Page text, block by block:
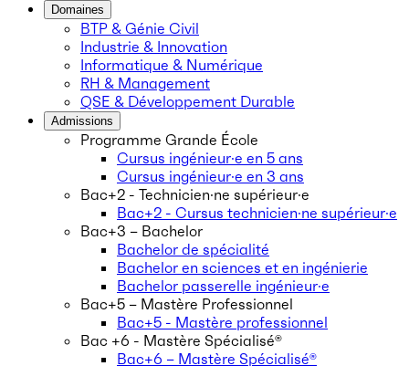
Domaines
BTP & Génie Civil
Industrie & Innovation
Informatique & Numérique
RH & Management
QSE & Développement Durable
Admissions
Programme Grande École
Cursus ingénieur·e en 5 ans
Cursus ingénieur·e en 3 ans
Bac+2 - Technicien·ne supérieur·e
Bac+2 - Cursus technicien·ne supérieur·e
Bac+3 – Bachelor
Bachelor de spécialité
Bachelor en sciences et en ingénierie
Bachelor passerelle ingénieur·e
Bac+5 – Mastère Professionnel
Bac+5 - Mastère professionnel
Bac +6 - Mastère Spécialisé®
Bac+6 – Mastère Spécialisé®